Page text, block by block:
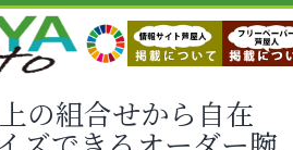
の組合せから自在